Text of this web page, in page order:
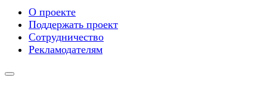
О проекте
Поддержать проект
Сотрудничество
Рекламодателям